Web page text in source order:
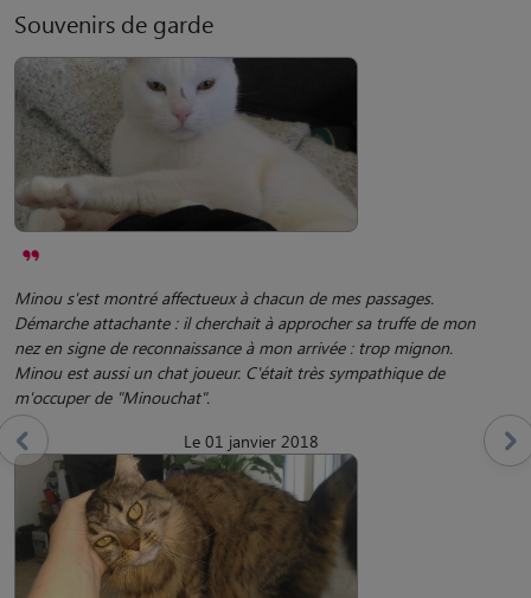
Souvenirs de garde
Minou s'est montré affectueux à chacun de mes passages.
Démarche attachante : il cherchait à approcher sa truffe de mon
nez en signe de reconnaissance à mon arrivée : trop mignon.
Minou est aussi un chat joueur. C'était très sympathique de
m'occuper de "Minouchat".
Le 01 janvier 2018